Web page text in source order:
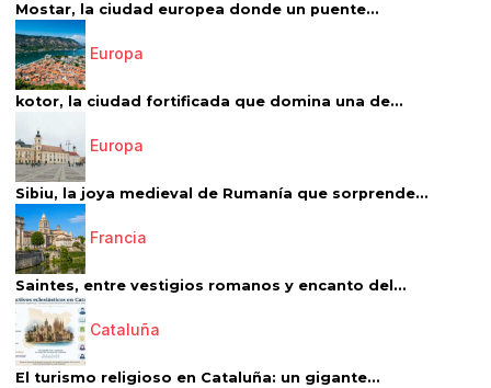
Mostar, la ciudad europea donde un puente...
Europa
kotor, la ciudad fortificada que domina una de...
Europa
Sibiu, la joya medieval de Rumanía que sorprende...
Francia
Saintes, entre vestigios romanos y encanto del...
Cataluña
El turismo religioso en Cataluña: un gigante...